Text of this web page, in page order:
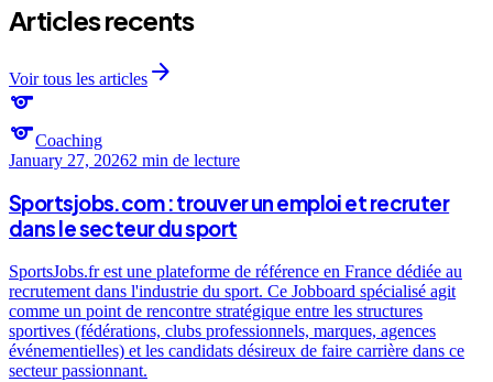
Articles recents
Voir tous les articles arrow_forward
sports
sportsCoaching
January 27, 20262 min de lecture
Sportsjobs.com : trouver un emploi et recruter
dans le secteur du sport
SportsJobs.fr est une plateforme de référence en France dédiée au
recrutement dans l'industrie du sport. Ce Jobboard spécialisé agit
comme un point de rencontre stratégique entre les structures
sportives (fédérations, clubs professionnels, marques, agences
événementielles) et les candidats désireux de faire carrière dans ce
secteur passionnant.